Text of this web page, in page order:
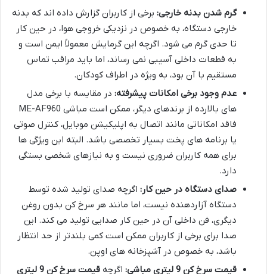
گرم شدن بدنه خارجی: برخی از کاربران گزارش داده اند که بدنه
خارجی دستگاه، به خصوص در نزدیکی خروجی هوا، در حین کار
تا حدی گرم می شود. اگرچه این گرمایش معمولاً ایمن است و
به قطعات داخلی آسیبی نمی رساند، اما باید مراقب تماس
مستقیم با آن بود، به ویژه در اطراف کودکان.
عدم وجود برخی امکانات پیشرفته: در مقایسه با برخی مدل
های بالارده از برندهای دیگر، ممکن است مباشی ME-AF960
فاقد امکاناتی مانند اتصال به اپلیکیشن موبایل، کنترل صوتی
یا برنامه های پخت بسیار تخصصی باشد. البته این ویژگی ها
برای همه کاربران ضروری نیست و به نیازهای شخصی بستگی
دارد.
صدای دستگاه در حین کار: اگرچه صدای تولید شده توسط
دستگاه آزاردهنده نیست، اما مانند هر سرخ کن بدون روغن
دیگری، فن داخلی آن در حین کار صدایی تولید می کند. این
صدا برای برخی از کاربران ممکن است کمی بلندتر از حد انتظار
باشد، به خصوص در آشپزخانه های اوپن.
قیمت سرخ کن 9 لیتری مباشی:
اگرچه
قیمت سرخ کن 9 لیتری